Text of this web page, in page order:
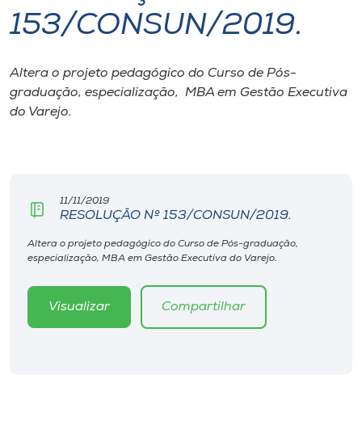
I.nova
Diplomados
Rádio
153/CONSUN/2019.
Altera o projeto pedagógico do Curso de Pós-
graduação, especialização, MBA em Gestão Executiva
do Varejo.
11/11/2019
RESOLUÇÃO Nº 153/CONSUN/2019.
Altera o projeto pedagógico do Curso de Pós-graduação,
especialização, MBA em Gestão Executiva do Varejo.
Visualizar Compartilhar